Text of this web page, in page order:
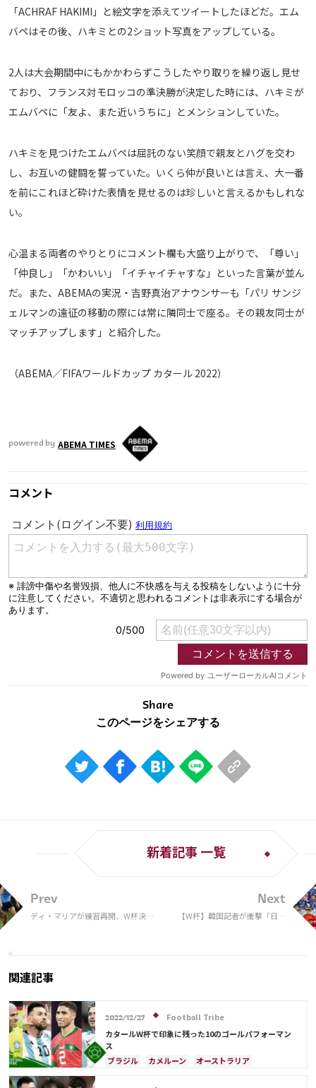
運営会社
ご利用にあたって
Share
© AbemaTV. Inc. All Rights Reserved.
「ACHRAF HAKIMI」と絵文字を添えてツイートしたほどだ。エム
バペはその後、ハキミとの2ショット写真をアップしている。
2人は大会期間中にもかかわらずこうしたやり取りを繰り返し見せ
ており、フランス対モロッコの準決勝が決定した時には、ハキミが
エムバペに「友よ、また近いうちに」とメンションしていた。
ハキミを見つけたエムバペは屈託のない笑顔で親友とハグを交わ
し、お互いの健闘を誓っていた。いくら仲が良いとは言え、大一番
を前にこれほど砕けた表情を見せるのは珍しいと言えるかもしれな
い。
心温まる両者のやりとりにコメント欄も大盛り上がりで、「尊い」
「仲良し」「かわいい」「イチャイチャすな」といった言葉が並ん
だ。また、ABEMAの実況・吉野真治アナウンサーも「パリ サンジ
ェルマンの遠征の移動の際には常に隣同士で座る。その親友同士が
マッチアップします」と紹介した。
（ABEMA／FIFAワールドカップ カタール 2022）
powered by ABEMA TIMES
コメント
Share
Prev
ディ・マリアが練習再開、W杯決勝
新着記事 一覧
Next
【W杯】韓国記者が衝撃「日本
関連記事
2022/12/27
Football Tribe
カタールW杯で印象に残った10のゴールパフォーマン
ス
ブラジル
カメルーン
オーストラリア